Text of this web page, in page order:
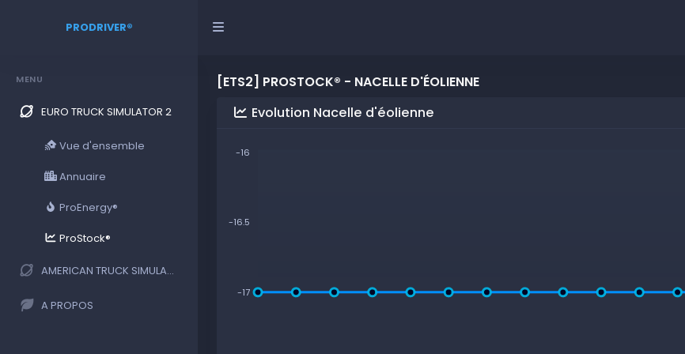
PRODRIVER®
MENU
EURO TRUCK SIMULATOR 2
Vue d'ensemble
Annuaire
ProEnergy®
ProStock®
AMERICAN TRUCK SIMULATOR
A PROPOS
[ETS2] PROSTOCK® - NACELLE D'ÉOLIENNE
Evolution Nacelle d'éolienne
-16
-16.5
-17